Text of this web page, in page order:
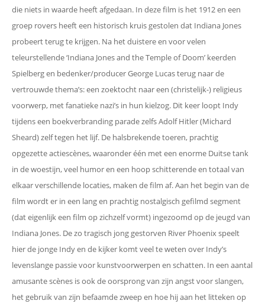
die niets in waarde heeft afgedaan. In deze film is het 1912 en een
groep rovers heeft een historisch kruis gestolen dat Indiana Jones
probeert terug te krijgen. Na het duistere en voor velen
teleurstellende ‘Indiana Jones and the Temple of Doom’ keerden
Spielberg en bedenker/producer George Lucas terug naar de
vertrouwde thema’s: een zoektocht naar een (christelijk-) religieus
voorwerp, met fanatieke nazi’s in hun kielzog. Dit keer loopt Indy
tijdens een boekverbranding parade zelfs Adolf Hitler (Michard
Sheard) zelf tegen het lijf. De halsbrekende toeren, prachtig
opgezette actiescènes, waaronder één met een enorme Duitse tank
in de woestijn, veel humor en een hoop schitterende en totaal van
elkaar verschillende locaties, maken de film af. Aan het begin van de
film wordt er in een lang en prachtig nostalgisch gefilmd segment
(dat eigenlijk een film op zichzelf vormt) ingezoomd op de jeugd van
Indiana Jones. De zo tragisch jong gestorven River Phoenix speelt
hier de jonge Indy en de kijker komt veel te weten over Indy’s
levenslange passie voor kunstvoorwerpen en schatten. In een aantal
amusante scènes is ook de oorsprong van zijn angst voor slangen,
het gebruik van zijn befaamde zweep en hoe hij aan het litteken op